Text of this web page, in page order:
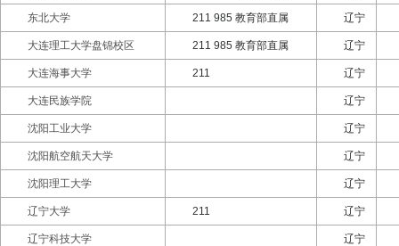
东北大学 211 985 教育部直属 辽宁
大连理工大学盘锦校区 211 985 教育部直属 辽宁
大连海事大学 211 辽宁
大连民族学院 辽宁
沈阳工业大学 辽宁
沈阳航空航天大学 辽宁
沈阳理工大学 辽宁
辽宁大学 211 辽宁
辽宁科技大学 辽宁